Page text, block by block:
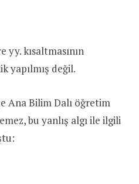
yy. kısaltmasının
yapılmış değil.
Ana Bilim Dalı öğretim
bu yanlış algı ile ilgili